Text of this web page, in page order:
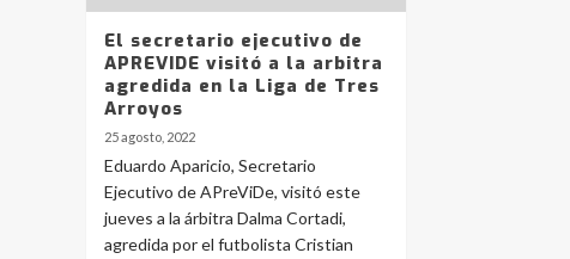
El secretario ejecutivo de
APREVIDE visitó a la arbitra
agredida en la Liga de Tres
Arroyos
25 agosto, 2022
Eduardo Aparicio, Secretario
Ejecutivo de APreViDe, visitó este
jueves a la árbitra Dalma Cortadi,
agredida por el futbolista Cristian